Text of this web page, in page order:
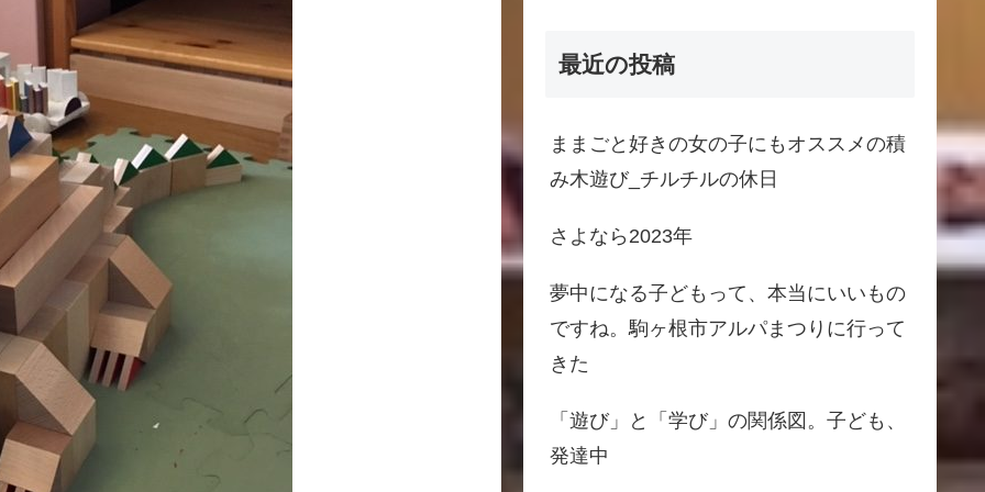
最近の投稿
ままごと好きの女の子にもオススメの積
み木遊び_チルチルの休日
さよなら2023年
夢中になる子どもって、本当にいいもの
ですね。駒ヶ根市アルパまつりに行って
きた
「遊び」と「学び」の関係図。子ども、
発達中